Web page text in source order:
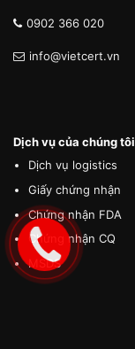
0902 366 020
info@vietcert.vn
Dịch vụ của chúng tôi
Dịch vụ logistics
Giấy chứng nhận
Chứng nhận FDA
Chứng nhận CQ
MSDS